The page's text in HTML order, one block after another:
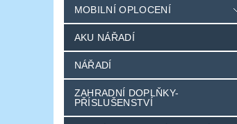
MOBILNÍ OPLOCENÍ
AKU NÁŘADÍ
NÁŘADÍ
ZAHRADNÍ DOPLŇKY-
PŘÍSLUŠENSTVÍ